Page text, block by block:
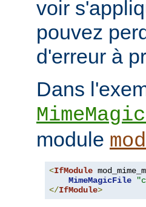
voir
pouvez
d'erreur à
Dans
module
<IfModule
MimeMagicFile
</IfModule>